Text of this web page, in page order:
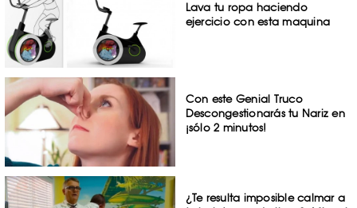
Lava tu ropa haciendo
ejercicio con esta maquina
Con este Genial Truco
Descongestionarás tu Nariz en
¡sólo 2 minutos!
¿Te resulta imposible calmar a